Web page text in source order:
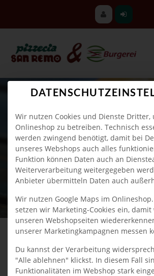
Wir nutzen Cookies und Dienste Dritter,
Onlineshop zu betreiben. Technisch
werden zwingend benötigt, damit bei
unseres Webshops auch alles
Funktion können Daten auch an
Weiterverarbeitung weitergegeben
Anbieter übermitteln Daten auch
Wir nutzen Google Maps im
setzen wir Marketing-Cookies ein,
unseren Webshopseiten
unserer Marketingkampagnen messen
Du kannst der Verarbeitung
"Alle ablehnen" klickst. In diesem Fall
Funktionalitäten im Webshop stark
PIZZABRÖTCHEN
STÜCK